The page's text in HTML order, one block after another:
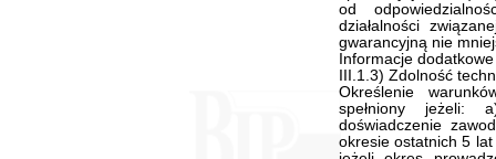
od
działalności
gwarancyjną nie
Informacje dodatkowe
III.1.3) Zdolność
Określenie
spełniony jeżeli:
doświadczenie
okresie ostatnich 5 lat